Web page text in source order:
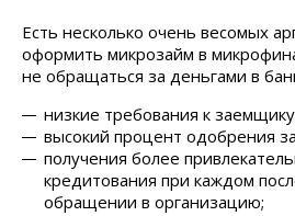
Есть несколько очень весомых
оформить микрозайм в
не обращаться за деньгами в
низкие требования к
высокий процент одобрения
получения более
кредитования при каждом
обращении в организацию;